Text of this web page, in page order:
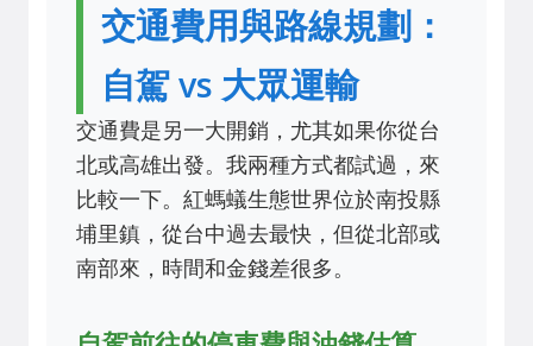
交通費用與路線規劃：
自駕 vs 大眾運輸
交通費是另一大開銷，尤其如果你從台
北或高雄出發。我兩種方式都試過，來
比較一下。紅螞蟻生態世界位於南投縣
埔里鎮，從台中過去最快，但從北部或
南部來，時間和金錢差很多。